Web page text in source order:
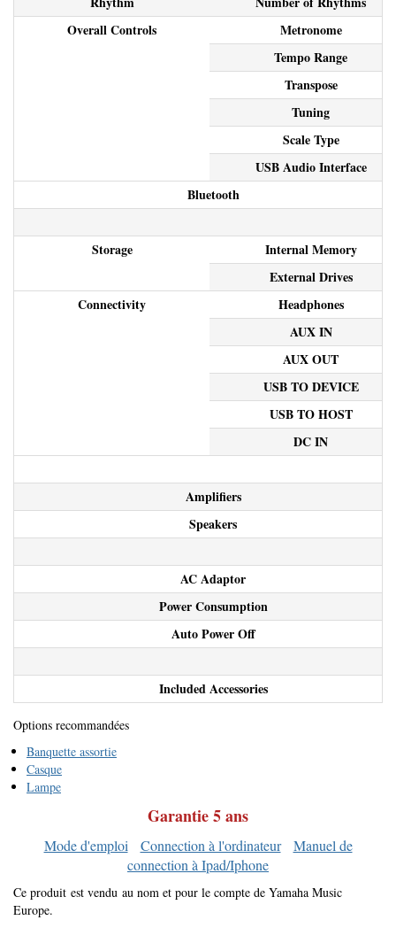
Overall Controls
Metronome
Tempo Range
Transpose
Tuning
Scale Type
USB Audio Interface
Bluetooth
Storage
Internal Memory
External Drives
Connectivity
Headphones
AUX IN
AUX OUT
USB TO DEVICE
USB TO HOST
DC IN
Amplifiers
Speakers
AC Adaptor
Power Consumption
Auto Power Off
Included Accessories
Options recommandées
Banquette assortie
Casque
Lampe
Garantie 5 ans
Mode d'emploi Connection à l'ordinateur
Manuel de
connection à Ipad/Iphone
Ce produit est vendu au nom et pour le compte de Yamaha Music
Europe.